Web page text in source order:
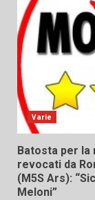
Varie
Batosta per la
revocati da
(M5S Ars):
Meloni”